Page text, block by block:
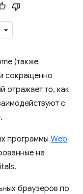
(также
сокращенно
отражает то, как
с
программы Web
на
браузеров по